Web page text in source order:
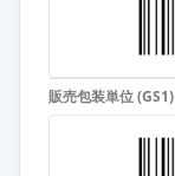
販売包装単位 (GS1)